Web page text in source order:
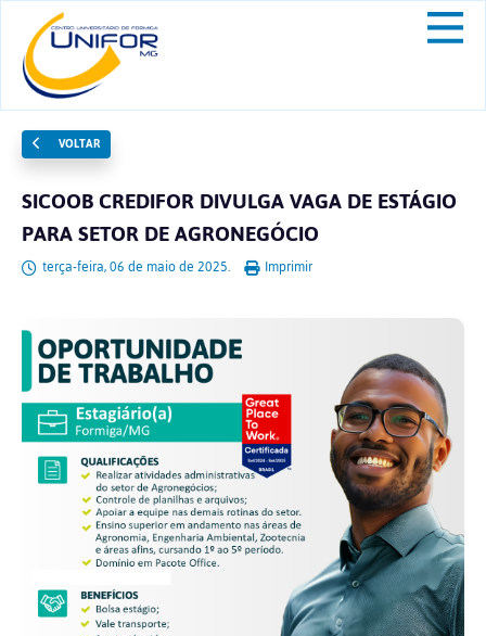
VOLTAR
SICOOB CREDIFOR DIVULGA VAGA DE ESTÁGIO
PARA SETOR DE AGRONEGÓCIO
terça-feira, 06 de maio de 2025. Imprimir